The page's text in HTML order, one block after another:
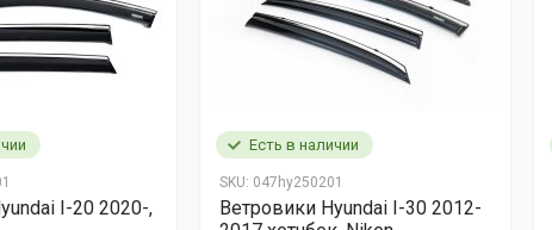
I-20 2020-,
Есть в наличии
SKU: 047hy250201
Ветровики Hyundai I-30 2012-